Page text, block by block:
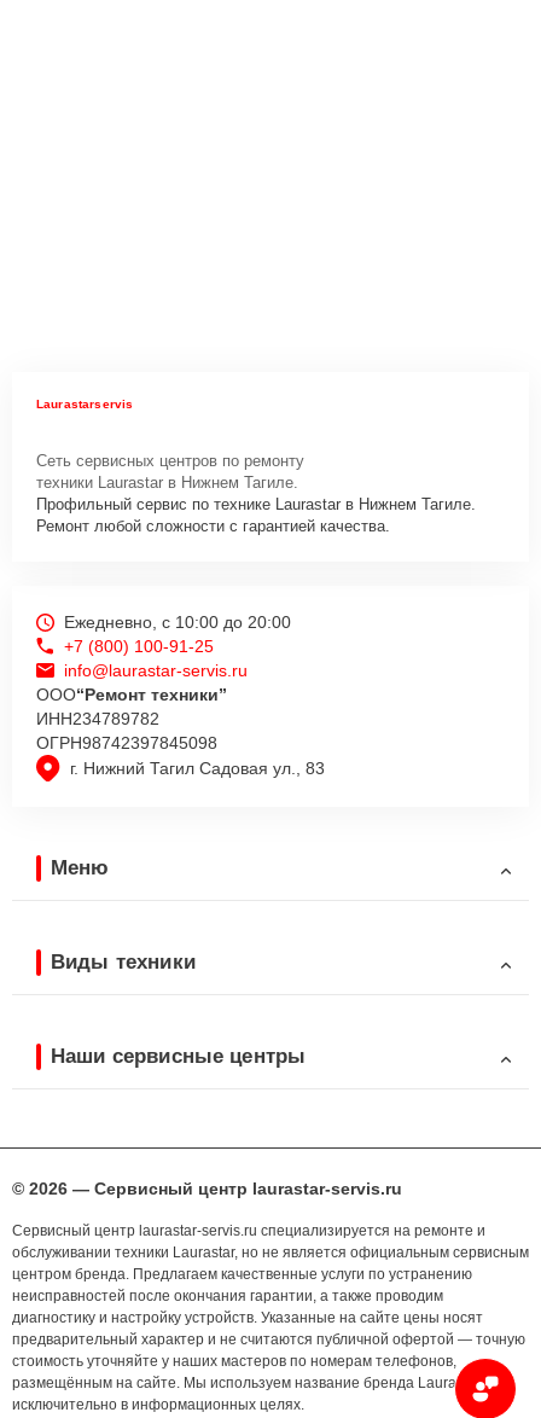
Laurastarservis
Сеть сервисных центров по ремонту
техники Laurastar в Нижнем Тагиле.
Профильный сервис по технике Laurastar в Нижнем Тагиле.
Ремонт любой сложности с гарантией качества.
г. Нижний Тагил Садовая ул., 83
Ежедневно, с 10:00 до 20:00
+7 (800) 100-91-25
info@laurastar-servis.ru
ООО“Ремонт техники”
ИНН234789782
ОГРН98742397845098
Меню
Виды техники
Наши сервисные центры
© 2026 — Сервисный центр laurastar-servis.ru
Сервисный центр laurastar-servis.ru специализируется на ремонте и
обслуживании техники Laurastar, но не является официальным сервисным
центром бренда. Предлагаем качественные услуги по устранению
неисправностей после окончания гарантии, а также проводим
диагностику и настройку устройств. Указанные на сайте цены носят
предварительный характер и не считаются публичной офертой — точную
стоимость уточняйте у наших мастеров по номерам телефонов,
размещённым на сайте. Мы используем название бренда Laurastar
исключительно в информационных целях.